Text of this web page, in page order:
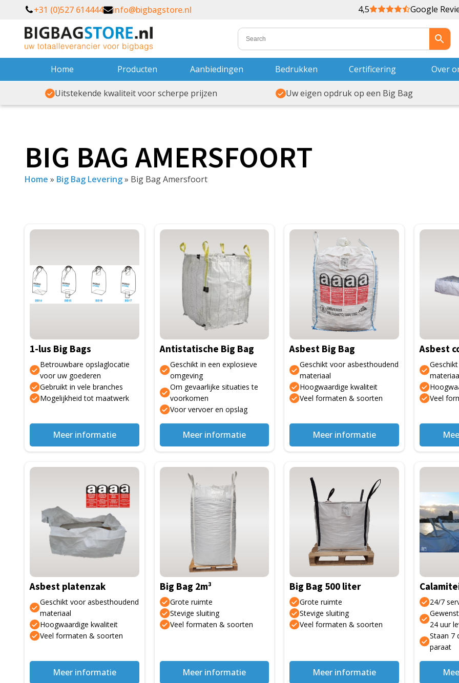
+31 (0)527 614444 info@bigbagstore.nl 4,5 Google
Home Producten Aanbiedingen Bedrukken Certificering Over
Uitstekende kwaliteit voor scherpe prijzen Uw eigen opdruk op een Big Bag
BIG BAG AMERSFOORT
Home » Big Bag Levering» Big Bag Amersfoort
1-lus Big Bags
Betrouwbare opslaglocatie
voor uw goederen
Gebruikt in vele branches
Mogelijkheid tot maatwerk
Meer informatie
Dit
meerdere
variaties.
Deze
gekozen
worden
op
de
productpagina
Antistatische Big Bag
Geschikt in een explosieve
omgeving
Om gevaarlijke situaties te
voorkomen
Voor vervoer en opslag
Meer informatie
Dit
product
meerdere
variaties.
gekozen
worden
op
de
productpagina
Asbest Big Bag
Geschikt voor asbesthoudend
materiaal
Hoogwaardige kwaliteit
Veel formaten & soorten
Meer informatie
Dit
product
meerdere
variaties.
gekozen
worden
op
de
productpagina
Asbest
Veel
Asbest platenzak
Geschikt voor asbesthoudend
materiaal
Hoogwaardige kwaliteit
Veel formaten & soorten
Meer informatie
Big Bag 2m³
Grote ruimte
Stevige sluiting
Veel formaten & soorten
Meer informatie
Dit
meerdere
variaties.
gekozen
worden
op
de
productpagina
Big Bag 500 liter
Grote ruimte
Stevige sluiting
Veel formaten & soorten
Meer informatie
Dit
product
meerdere
variaties.
gekozen
worden
op
de
productpagina
24/7
24 uur
Staan 7
paraat
Dit
meerdere
variaties.
Deze
optie
gekozen
worden
op
de